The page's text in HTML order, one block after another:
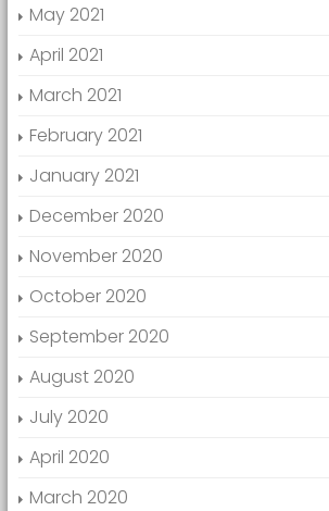
May 2021
April 2021
March 2021
February 2021
January 2021
December 2020
November 2020
October 2020
September 2020
August 2020
July 2020
April 2020
March 2020